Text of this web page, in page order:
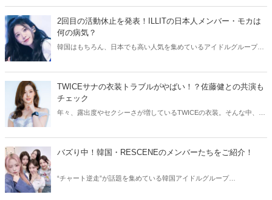
2回目の活動休止を発表！ILLITの日本人メンバー・モカは
何の病気？
韓国はもちろん、日本でも高い人気を集めているアイドルグループ・
TWICEサナの衣装トラブルがやばい！？佐藤健との共演も
チェック
年々、露出度やセクシーさが増しているTWICEの衣装。そんな中、
バズり中！韓国・RESCENEのメンバーたちをご紹介！
“チャート逆走”が話題を集めている韓国アイドルグループ